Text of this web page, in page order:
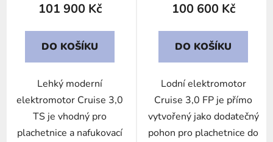
101 900 Kč
DO KOŠÍKU
Lehký moderní
elektromotor Cruise 3,0
TS je vhodný pro
plachetnice a nafukovací
100 600 Kč
DO KOŠÍKU
Lodní elektromotor
Cruise 3,0 FP je přímo
vytvořený jako dodatečný
pohon pro plachetnice do